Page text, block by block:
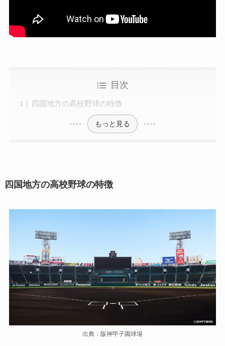
目次
四国地方の高校野球の特徴
もっと見る
四国地方の高校野球の特徴
出典：阪神甲子園球場